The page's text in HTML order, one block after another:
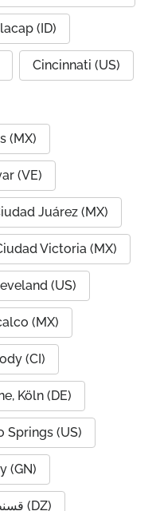
(ID)
Cincinnati (US)
(MX)
(VE)
Juárez (MX)
Victoria (MX)
(US)
(MX)
(CI)
Köln (DE)
Springs (US)
(GN)
Constantine, ⵇⵙⴻⵎⵟⵉⵏⴰ قسنطينة (DZ)